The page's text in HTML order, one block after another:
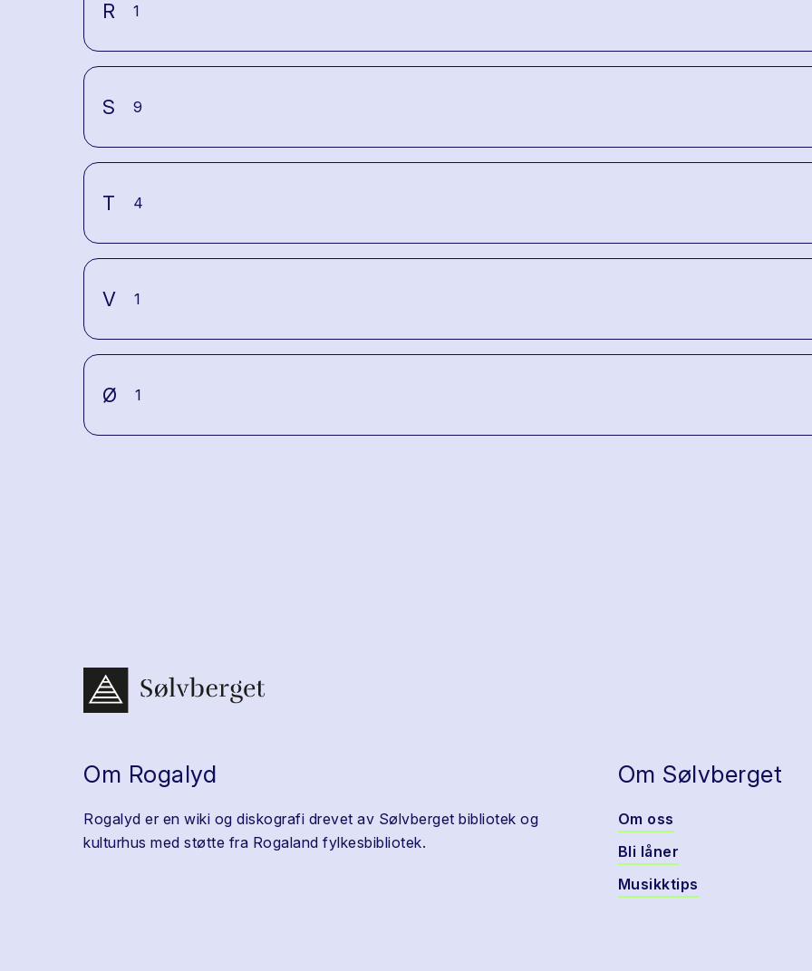
R 1
S 9
T 4
V 1
Ø 1
Om Rogalyd
Rogalyd er en wiki og diskografi drevet av Sølvberget bibliotek og
kulturhus med støtte fra Rogaland fylkesbibliotek.
Om Sølvberget
Om oss
Bli låner
Musikktips